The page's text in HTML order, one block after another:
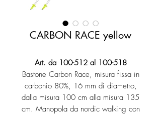
CARBON RACE yellow
Art. da 100-512 al 100-518
Bastone Carbon Race, misura fissa in
carbonio 80%, 16 mm di diametro,
dalla misura 100 cm alla misura 135
cm. Manopola da nordic walking con